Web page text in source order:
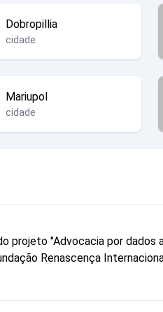
Dobropillia
cidade
Mariupol
cidade
projeto "Advocacia por
Renascença